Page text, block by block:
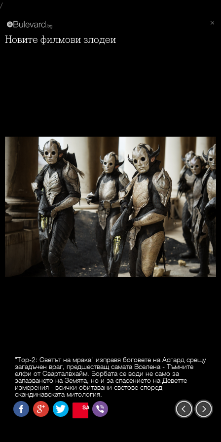
/
Новите филмови злодеи
"Тор-2: Светът на мрака" изправя боговете на Асгард срещу
загадъчен враг, предшестващ самата Вселена - Тъмните
елфи от Сварталвхайм. Борбата се води не само за
запазването на Земята, но и за спасението на Деветте
измерения - всички обитавани светове според
скандинавската митология.
SAVE